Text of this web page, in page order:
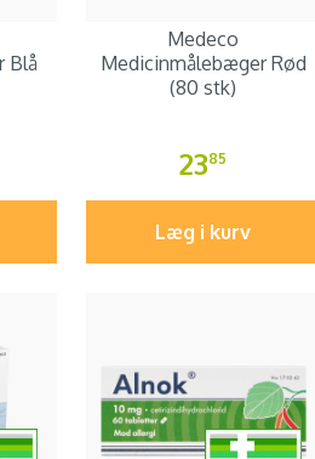
Blå
Medeco
Medicinmålebæger Rød
(80 stk)
2385
Læg i kurv